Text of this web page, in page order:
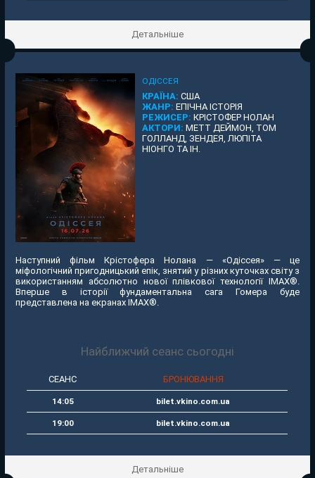
Детальніше
ОДІССЕЯ
КРАЇНА: США
ЖАНР: ЕПІЧНА ІСТОРІЯ
РЕЖИСЕР: КРІСТОФЕР НОЛАН
АКТОРИ: МЕТТ ДЕЙМОН, ТОМ
ГОЛЛАНД, ЗЕНДЕЯ, ЛЮПІТА
НІОНГО ТА ІН.
Наступний фільм Крістофера Нолана — «Одіссея» — це
міфологічний пригодницький епік, знятий у різних куточках світу з
використанням абсолютно нової плівкової технології IMAX®.
Вперше в історії фундаментальна сага Гомера буде
представлена на екранах IMAX®.
Найближчий сеанс сьогодні
СЕАНС БРОНЮВАННЯ
14:05 bilet.vkino.com.ua
19:00 bilet.vkino.com.ua
Детальніше